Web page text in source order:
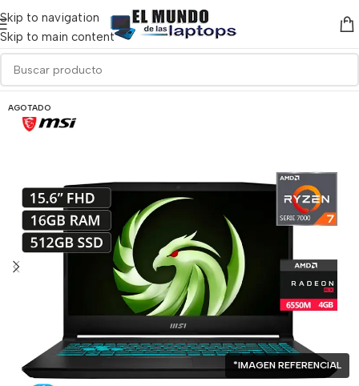
Skip to navigation
Skip to main content
AGOTADO
*IMAGEN REFERENCIAL